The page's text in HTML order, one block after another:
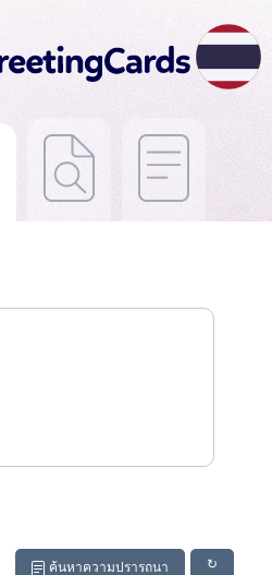
↻
ค้นหาความปรารถนา